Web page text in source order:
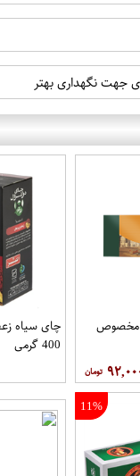
جهت نگهداری بهتر
مخصوص
چای سیاه
400 گرمی
11%